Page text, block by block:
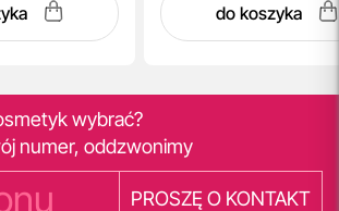
do koszyka
wybrać?
numer, oddzwonimy
PROSZĘ O KONTAKT